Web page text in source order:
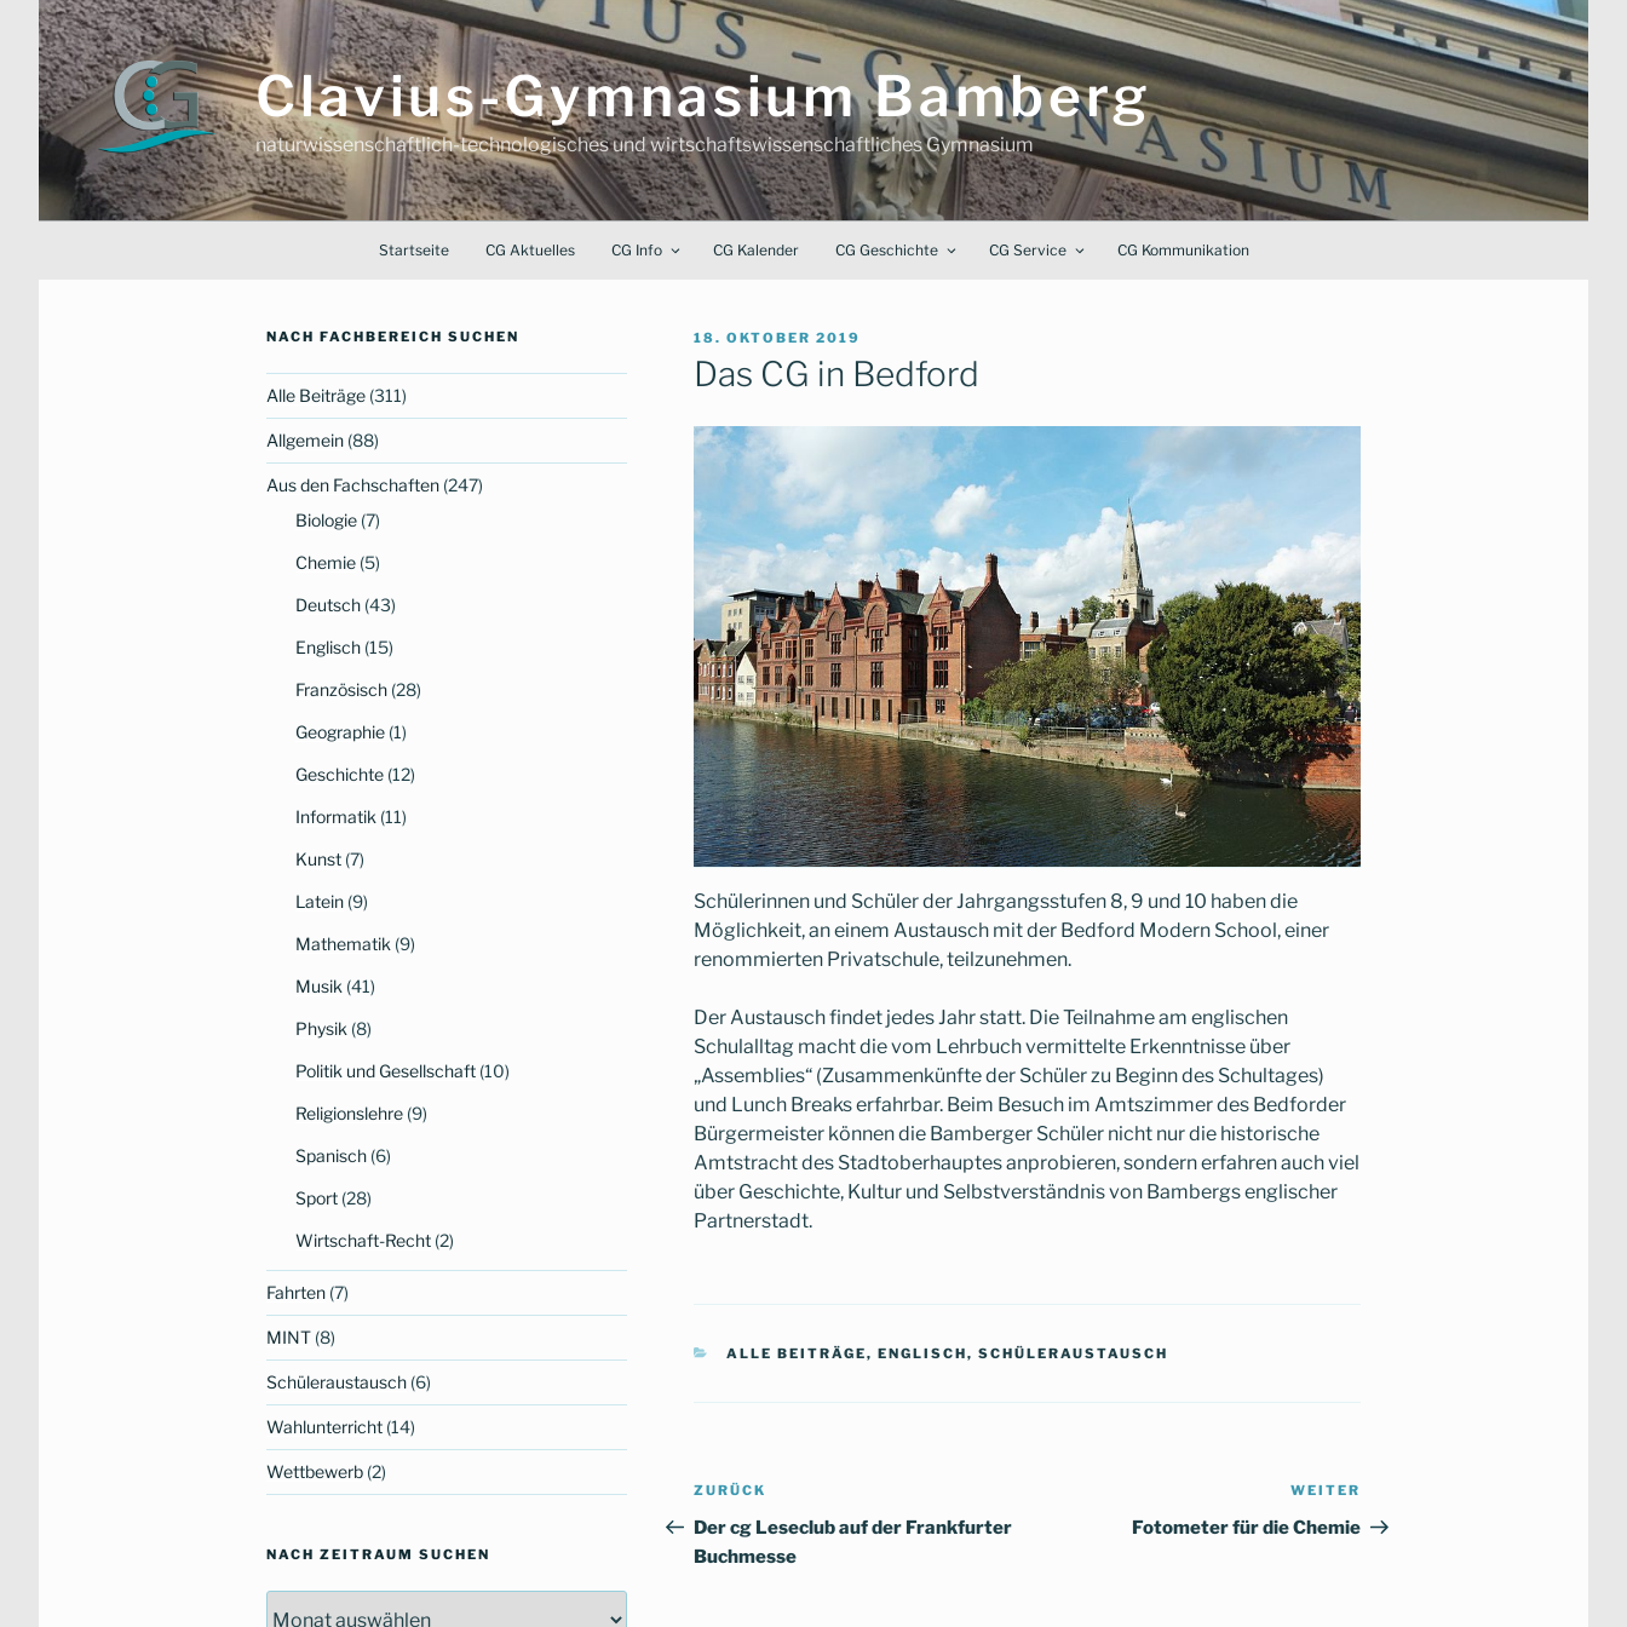
Zum
Inhalt
springen
Clavius-Gymnasium Bamberg
naturwissenschaftlich-technologisches und wirtschaftswissenschaftliches Gymnasium
Startseite CG Aktuelles CG Info CG Kalender CG Geschichte CG Service CG Kommunikation
VERÖFFENTLICHT
18. OKTOBER 2019
Das CG in Bedford
Schülerinnen und Schüler der Jahrgangsstufen 8, 9 und 10 haben die
Möglichkeit, an einem Austausch mit der Bedford Modern School, einer
renommierten Privatschule, teilzunehmen.
Der Austausch findet jedes Jahr statt. Die Teilnahme am englischen
Schulalltag macht die vom Lehrbuch vermittelte Erkenntnisse über
„Assemblies“ (Zusammenkünfte der Schüler zu Beginn des Schultages)
und Lunch Breaks erfahrbar. Beim Besuch im Amtszimmer des Bedforder
Bürgermeister können die Bamberger Schüler nicht nur die historische
Amtstracht des Stadtoberhauptes anprobieren, sondern erfahren auch viel
über Geschichte, Kultur und Selbstverständnis von Bambergs englischer
Partnerstadt.
KATEGORIEN
ALLE BEITRÄGE,ENGLISCH,SCHÜLERAUSTAUSCH
Beitragsnavigation
Vorheriger
Beitrag
ZURÜCK
Der cg Leseclub auf der Frankfurter
Buchmesse
Beitrag
WEITER
Fotometer für die Chemie
NACH FACHBEREICH SUCHEN
Alle Beiträge (311)
Allgemein (88)
Aus den Fachschaften (247)
Biologie (7)
Chemie (5)
Deutsch (43)
Englisch (15)
Französisch (28)
Geographie (1)
Geschichte (12)
Informatik (11)
Kunst (7)
Latein (9)
Mathematik (9)
Musik (41)
Physik (8)
Politik und Gesellschaft (10)
Religionslehre (9)
Spanisch (6)
Sport (28)
Wirtschaft-Recht (2)
Fahrten (7)
MINT (8)
Schüleraustausch (6)
Wahlunterricht (14)
Wettbewerb (2)
NACH ZEITRAUM SUCHEN